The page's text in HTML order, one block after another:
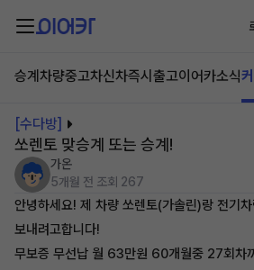
승계차량중고차신차즉시출고이어카소식
[수다방]
쏘렌토 맞승계 또는 승계!
가온
5개월 전 조회 267
안녕하세요! 제 차량 쏘렌토(가솔린)랑 전기
보내려고합니다!
무보증 무선납 월 63만원 60개월중 27회차